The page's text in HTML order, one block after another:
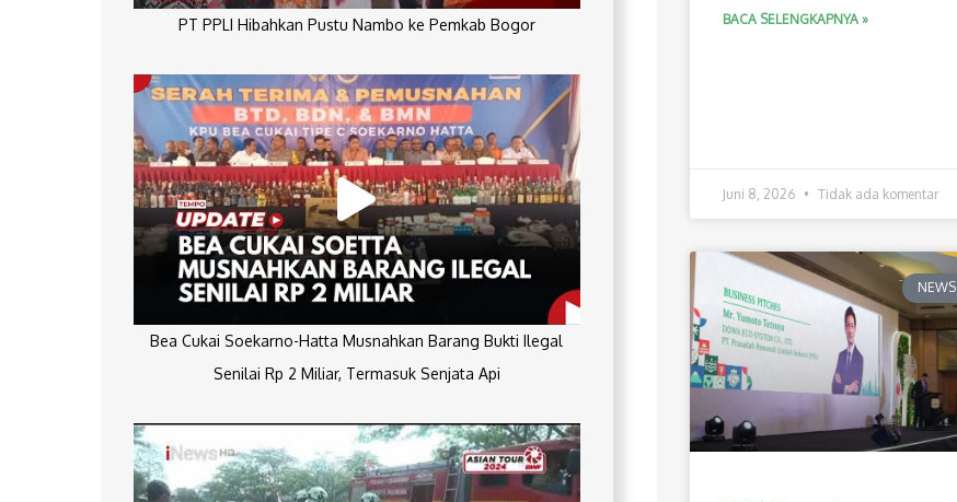
PT PPLI Hibahkan Pustu Nambo ke Pemkab Bogor
Bea Cukai Soekarno-Hatta Musnahkan Barang Bukti Ilegal
Senilai Rp 2 Miliar, Termasuk Senjata Api
BACA SELENGKAPNYA »
Juni 8, 2026 Tidak ada komentar
NEWS